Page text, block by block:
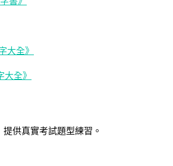
大全》
大全》
提供真實考試題型練習。